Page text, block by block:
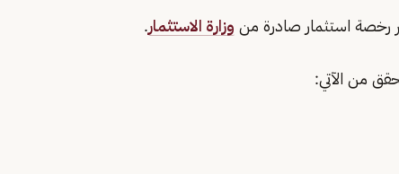
استثمار صادرة من وزارة الاستثمار.
من الآتي: